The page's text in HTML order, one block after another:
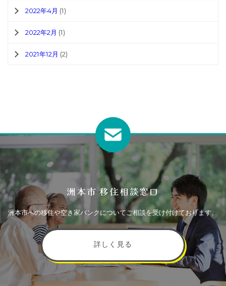
2022年4月 (1)
2022年2月 (1)
2021年12月 (2)
洲本市 移住相談窓口
洲本市への移住や空き家バンクについてご相談を受け付けております。
詳しく見る